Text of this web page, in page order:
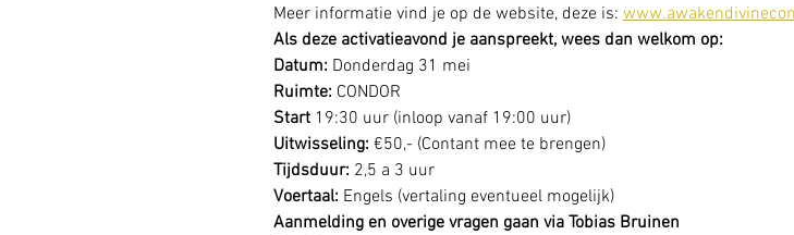
Meer informatie vind je op de website, deze is:
Als deze activatieavond je aanspreekt, wees dan welkom op:
Datum: Donderdag 31 mei
Ruimte: CONDOR
Start 19:30 uur (inloop vanaf 19:00 uur)
Uitwisseling: €50,- (Contant mee te brengen)
Tijdsduur: 2,5 a 3 uur
Voertaal: Engels (vertaling eventueel mogelijk)
Aanmelding en overige vragen gaan via Tobias Bruinen